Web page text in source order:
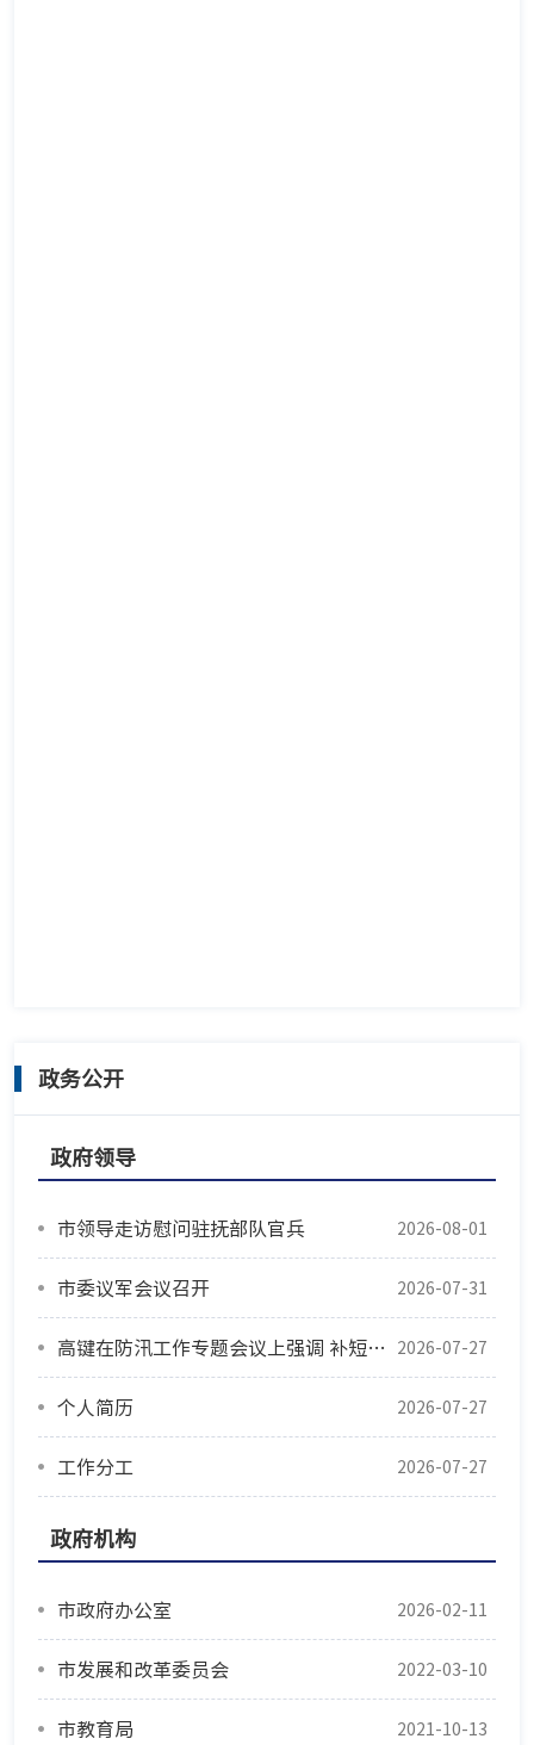
政务公开
政府领导
市领导走访慰问驻抚部队官兵 2026-08-01
市委议军会议召开 2026-07-31
高键在防汛工作专题会议上强调 补短板堵漏洞强弱项 筑牢汛期安全防线 2026-07-27
个人简历 2026-07-27
工作分工 2026-07-27
政府机构
市政府办公室 2026-02-11
市发展和改革委员会 2022-03-10
市教育局 2021-10-13